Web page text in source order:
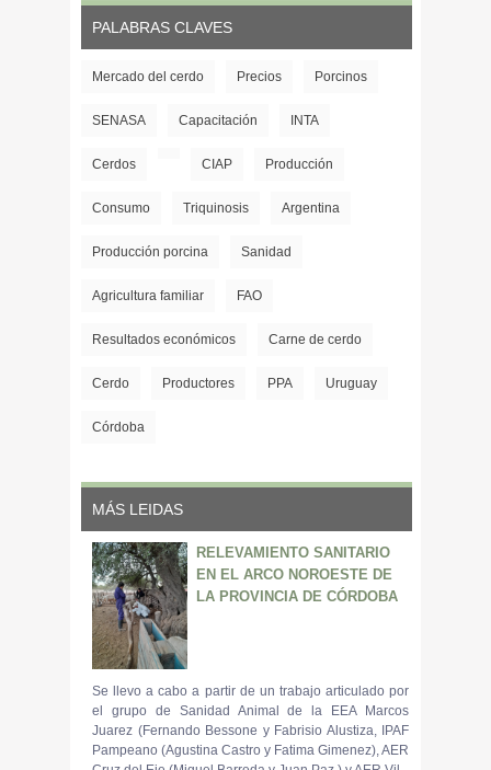
PALABRAS CLAVES
Mercado del cerdo Precios Porcinos
SENASA Capacitación INTA
Cerdos CIAP Producción
Consumo Triquinosis Argentina
Producción porcina Sanidad
Agricultura familiar FAO
Resultados económicos Carne de cerdo
Cerdo Productores PPA Uruguay
Córdoba
MÁS LEIDAS
RELEVAMIENTO SANITARIO
EN EL ARCO NOROESTE DE
LA PROVINCIA DE CÓRDOBA
Se llevo a cabo a partir de un trabajo articulado por
el grupo de Sanidad Animal de la EEA Marcos
Juarez (Fernando Bessone y Fabrisio Alustiza, IPAF
Pampeano (Agustina Castro y Fatima Gimenez), AER